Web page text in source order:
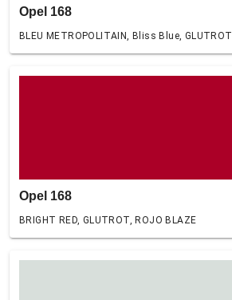
Opel 168
BLEU METROPOLITAIN, Bliss Blue, GLUTROT
Opel 168
BRIGHT RED, GLUTROT, ROJO BLAZE